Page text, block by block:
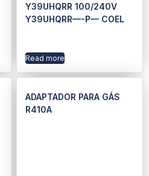
Y39UHQRR 100/240V
Y39UHQRR—-P— COEL
Read more
ADAPTADOR PARA GÁS
R410A